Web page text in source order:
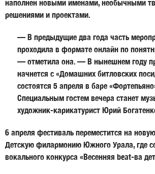
наполнен новыми именами, необычными
решениями и проектами.
— В предыдущие два года часть
проходила в формате онлайн по
— отметила она. — В нынешнем году
начнется с «Домашних битловских
состоятся 5 апреля в баре
Специальным гостем вечера станет
художник-карикатурист Юрий
6 апреля фестиваль переместится на
Детскую филармонию Южного Урала, где
вокального конкурса «Весенняя beat-ва